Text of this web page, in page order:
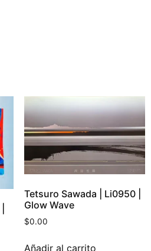
Tetsuro Sawada | Li0950 |
Glow Wave
$0.00
Añadir al carrito